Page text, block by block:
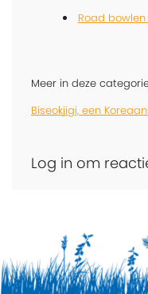
Road
Meer in deze
Biseokjigi, een
Log in om